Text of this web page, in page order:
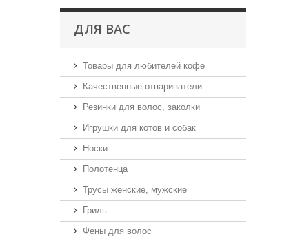
ДЛЯ ВАС
Товары для любителей кофе
Качественные отпариватели
Резинки для волос, заколки
Игрушки для котов и собак
Носки
Полотенца
Трусы женские, мужские
Гриль
Фены для волос